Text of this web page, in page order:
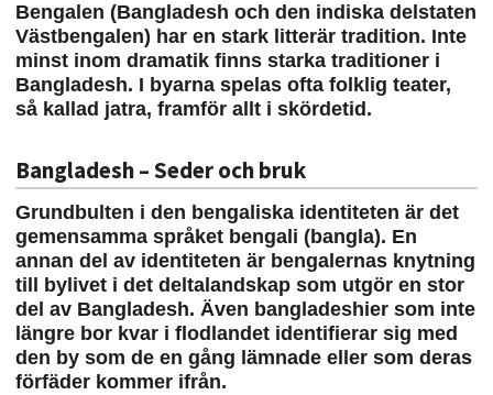
Bengalen (Bangladesh och den indiska delstaten
Västbengalen) har en stark litterär tradition. Inte
minst inom dramatik finns starka traditioner i
Bangladesh. I byarna spelas ofta folklig teater,
så kallad jatra, framför allt i skördetid.
Bangladesh – Seder och bruk
Grundbulten i den bengaliska identiteten är det
gemensamma språket bengali (bangla). En
annan del av identiteten är bengalernas knytning
till bylivet i det deltalandskap som utgör en stor
del av Bangladesh. Även bangladeshier som inte
längre bor kvar i flodlandet identifierar sig med
den by som de en gång lämnade eller som deras
förfäder kommer ifrån.